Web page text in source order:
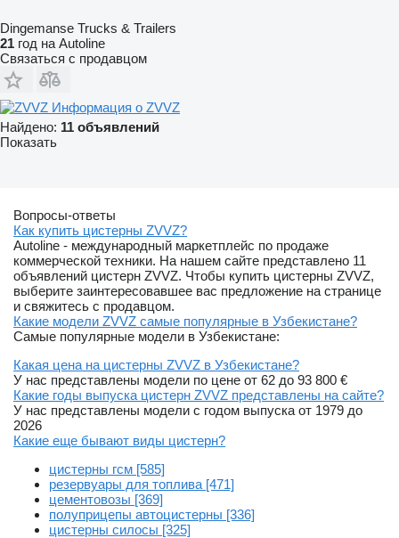
Dingemanse Trucks & Trailers
21 год на Autoline
Связаться с продавцом
Информация о ZVVZ
Найдено: 11 объявлений
Показать
Вопросы-ответы
Как купить цистерны ZVVZ?
Autoline - международный маркетплейс по продаже
коммерческой техники. На нашем сайте представлено 11
объявлений цистерн ZVVZ. Чтобы купить цистерны ZVVZ,
выберите заинтересовавшее вас предложение на странице
и свяжитесь с продавцом.
Какие модели ZVVZ самые популярные в Узбекистане?
Самые популярные модели в Узбекистане:
Какая цена на цистерны ZVVZ в Узбекистане?
У нас представлены модели по цене от 62 до 93 800 €
Какие годы выпуска цистерн ZVVZ представлены на сайте?
У нас представлены модели с годом выпуска от 1979 до
2026
Какие еще бывают виды цистерн?
цистерны гсм [585]
резервуары для топлива [471]
цементовозы [369]
полуприцепы автоцистерны [336]
цистерны силосы [325]